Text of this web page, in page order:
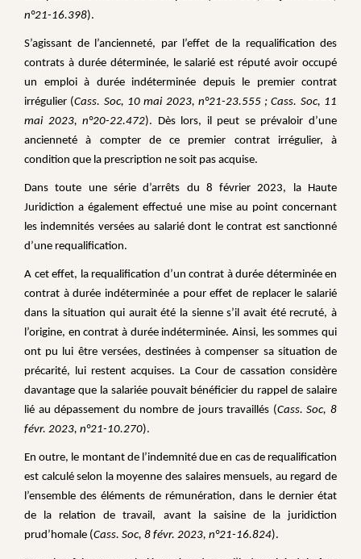
n°21-16.398).
S’agissant de l’ancienneté, par l’effet de la requalification des
contrats à durée déterminée, le salarié est réputé avoir occupé
un emploi à durée indéterminée depuis le premier contrat
irrégulier (Cass. Soc, 10 mai 2023, n°21-23.555 ; Cass. Soc, 11
mai 2023, n°20-22.472). Dès lors, il peut se prévaloir d’une
ancienneté à compter de ce premier contrat irrégulier, à
condition que la prescription ne soit pas acquise.
Dans toute une série d’arrêts du 8 février 2023, la Haute
Juridiction a également effectué une mise au point concernant
les indemnités versées au salarié dont le contrat est sanctionné
d’une requalification.
A cet effet, la requalification d’un contrat à durée déterminée en
contrat à durée indéterminée a pour effet de replacer le salarié
dans la situation qui aurait été la sienne s’il avait été recruté, à
l’origine, en contrat à durée indéterminée. Ainsi, les sommes qui
ont pu lui être versées, destinées à compenser sa situation de
précarité, lui restent acquises. La Cour de cassation considère
davantage que la salariée pouvait bénéficier du rappel de salaire
lié au dépassement du nombre de jours travaillés (Cass. Soc, 8
févr. 2023, n°21-10.270).
En outre, le montant de l’indemnité due en cas de requalification
est calculé selon la moyenne des salaires mensuels, au regard de
l’ensemble des éléments de rémunération, dans le dernier état
de la relation de travail, avant la saisine de la juridiction
prud’homale (Cass. Soc, 8 févr. 2023, n°21-16.824).